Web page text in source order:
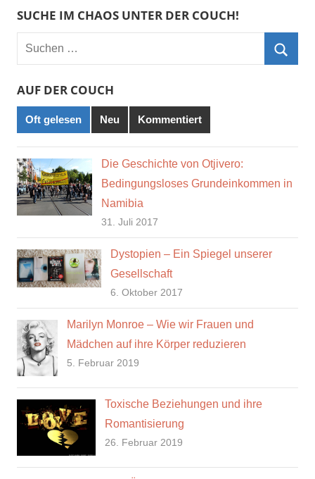
SUCHE IM CHAOS UNTER DER COUCH!
Suchen
AUF DER COUCH
Oft gelesen Neu Kommentiert
Die Geschichte von Otjivero:
Bedingungsloses Grundeinkommen in
Namibia
31. Juli 2017
Dystopien – Ein Spiegel unserer
Gesellschaft
6. Oktober 2017
Marilyn Monroe – Wie wir Frauen und
Mädchen auf ihre Körper reduzieren
5. Februar 2019
Toxische Beziehungen und ihre
Romantisierung
26. Februar 2019